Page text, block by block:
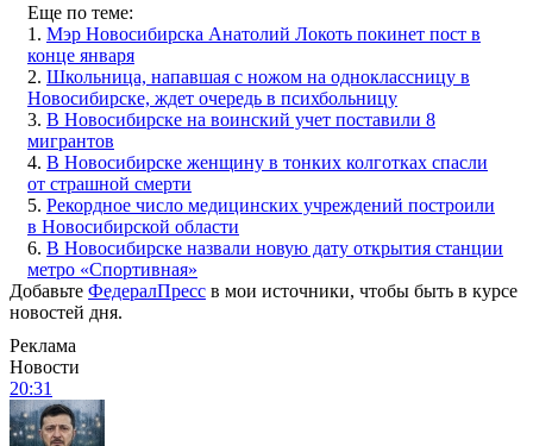
Еще по теме:
1. Мэр Новосибирска Анатолий Локоть покинет пост в
конце января
2. Школьница, напавшая с ножом на одноклассницу в
Новосибирске, ждет очередь в психбольницу
3. В Новосибирске на воинский учет поставили 8
мигрантов
4. В Новосибирске женщину в тонких колготках спасли
от страшной смерти
5. Рекордное число медицинских учреждений построили
в Новосибирской области
6. В Новосибирске назвали новую дату открытия станции
метро «Спортивная»
Добавьте ФедералПресс в мои источники, чтобы быть в курсе
новостей дня.
Реклама
Новости
20:31